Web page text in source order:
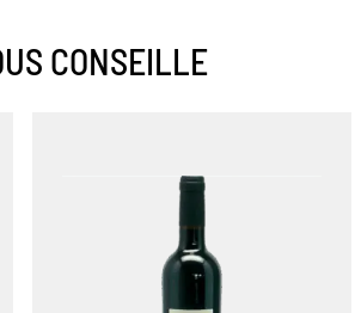
CONSEILLE